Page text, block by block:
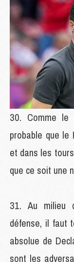
Comme
probable que le
et dans les
que ce soit une
Au milieu
défense, il faut
absolue de
sont les